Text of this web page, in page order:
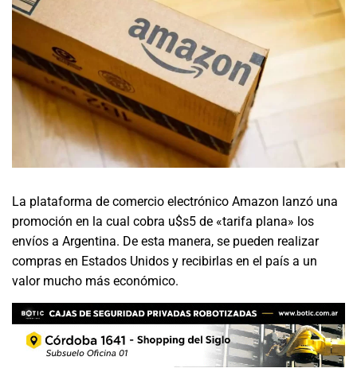
La plataforma de comercio electrónico Amazon lanzó una
promoción en la cual cobra u$s5 de «tarifa plana» los
envíos a Argentina. De esta manera, se pueden realizar
compras en Estados Unidos y recibirlas en el país a un
valor mucho más económico.